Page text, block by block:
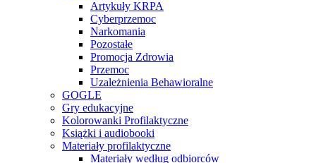
Artykuły KRPA
Cyberprzemoc
Narkomania
Pozostałe
Promocja Zdrowia
Przemoc
Uzależnienia Behawioralne
GOGLE
Gry edukacyjne
Kolorowanki Profilaktyczne
Książki i audiobooki
Materiały profilaktyczne
Materiały według odbiorców